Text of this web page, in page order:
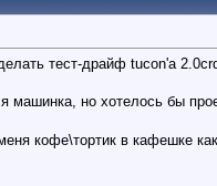
тест-драйф tucon'а
машинка, но хотелось бы
кофе\тортик в кафешке